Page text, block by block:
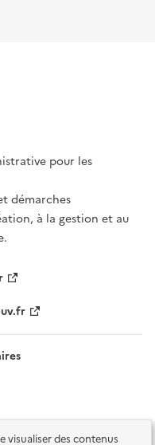
visualiser des contenus
pour les
démarches
à la gestion et au